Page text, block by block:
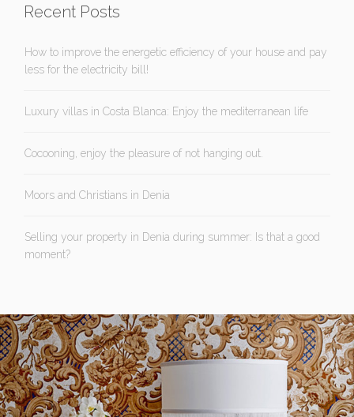
Recent Posts
How to improve the energetic efficiency of your house and pay
less for the electricity bill!
Luxury villas in Costa Blanca: Enjoy the mediterranean life
Cocooning, enjoy the pleasure of not hanging out.
Moors and Christians in Denia
Selling your property in Denia during summer: Is that a good
moment?